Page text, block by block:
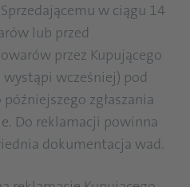
w ciągu 14
lub przed
przez Kupującego
wcześniej) pod
zgłaszania
Do reklamacji powinna
dokumentacja wad.